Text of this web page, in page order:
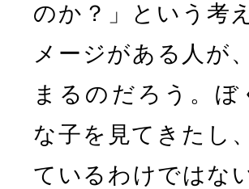
のか？」という考
メージがある人が
まるのだろう。
な子を見てきたし
ているわけではな